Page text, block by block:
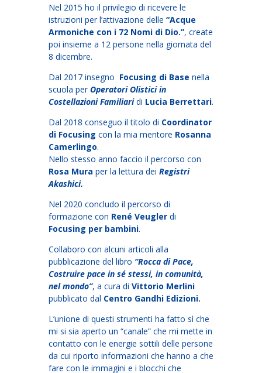
Nel 2015 ho il privilegio di ricevere le
istruzioni per l’attivazione delle “Acque
Armoniche con i 72 Nomi di Dio.”, create
poi insieme a 12 persone nella giornata del
8 dicembre.
Dal 2017 insegno Focusing di Base nella
scuola perOperatori Olistici in
Costellazioni Familiaridi Lucia Berrettari.
Dal 2018 conseguo il titolo di Coordinator
di Focusing con la mia mentore Rosanna
Camerlingo.
Nello stesso anno faccio il percorso con
Rosa Mura per la lettura dei Registri
Akashici.
Nel 2020 concludo il percorso di
formazione con René Veugler di
Focusing per bambini.
Collaboro con alcuni articoli alla
pubblicazione del libro “Rocca di Pace,
Costruire pace in sé stessi, in comunità,
nel mondo”, a cura di Vittorio Merlini
pubblicato dal Centro Gandhi Edizioni.
L’unione di questi strumenti ha fatto sì che
mi si sia aperto un “canale” che mi mette in
contatto con le energie sottili delle persone
da cui riporto informazioni che hanno a che
fare con le immagini e i blocchi che